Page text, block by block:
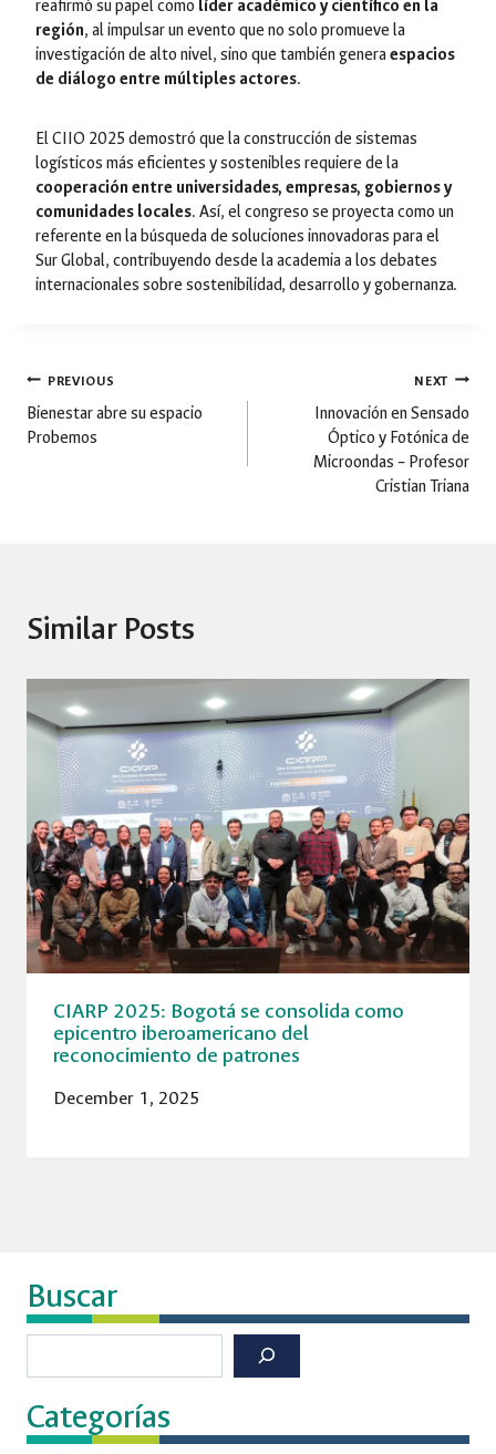
reafirmó su papel como líder académico y científico en la
región, al impulsar un evento que no solo promueve la
investigación de alto nivel, sino que también genera espacios
de diálogo entre múltiples actores.
El CIIO 2025 demostró que la construcción de sistemas
logísticos más eficientes y sostenibles requiere de la
cooperación entre universidades, empresas, gobiernos y
comunidades locales. Así, el congreso se proyecta como un
referente en la búsqueda de soluciones innovadoras para el
Sur Global, contribuyendo desde la academia a los debates
internacionales sobre sostenibilidad, desarrollo y gobernanza.
Post
navigation
PREVIOUS
Bienestar abre su espacio
Probemos
NEXT
Innovación en Sensado
Óptico y Fotónica de
Microondas – Profesor
Cristian Triana
Similar Posts
CIARP 2025: Bogotá se consolida como
epicentro iberoamericano del
reconocimiento de patrones
December 1, 2025
Buscar
Categorías